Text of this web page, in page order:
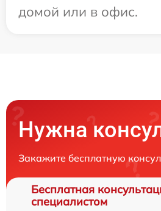
домой или в офис.
Нужна
Закажите бесплатную
Бесплатная
специалистом